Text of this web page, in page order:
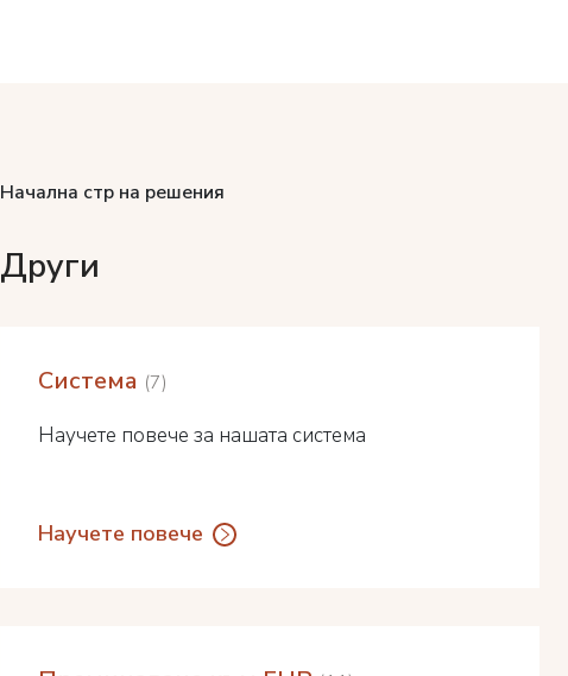
Начална стр на решения
Други
Система 7
Научете повече за нашата система
Научете повече